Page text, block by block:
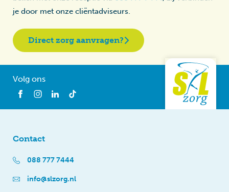
je door met onze cliëntadviseurs.
Direct zorg aanvragen?
Volg ons
Contact
088 777 7444
info@slzorg.nl